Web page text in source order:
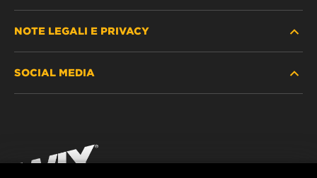
DOVE ACQUISTARE
CONTATTACI
NOTE LEGALI E PRIVACY
IMPRESSUM
SOCIAL MEDIA
YouTube